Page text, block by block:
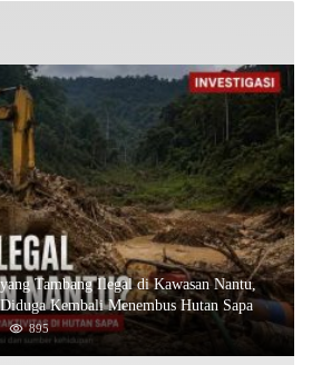
Tambang Ilegal di Kawasan Nantu,
Kembali Menembus Hutan Sapa
895